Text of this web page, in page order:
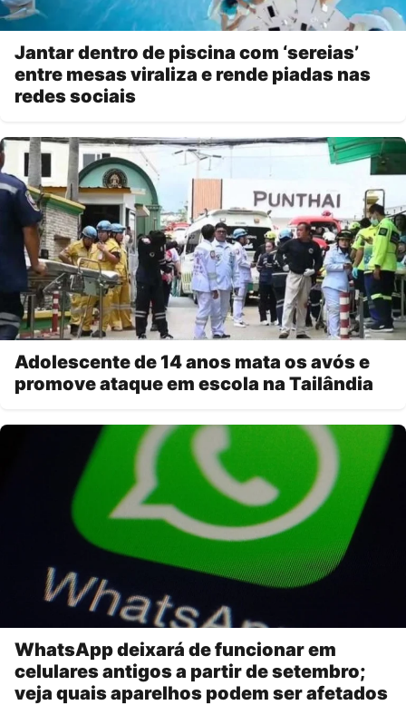
Jantar dentro de piscina com ‘sereias’
entre mesas viraliza e rende piadas nas
redes sociais
Adolescente de 14 anos mata os avós e
promove ataque em escola na Tailândia
WhatsApp deixará de funcionar em
celulares antigos a partir de setembro;
veja quais aparelhos podem ser afetados